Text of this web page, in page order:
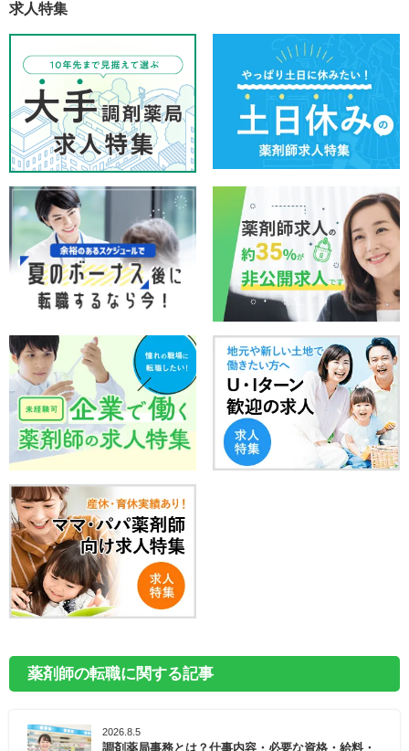
求人特集
薬剤師の転職に関する記事
2026.8.5
調剤薬局事務とは？仕事内容・必要な資格・給料・